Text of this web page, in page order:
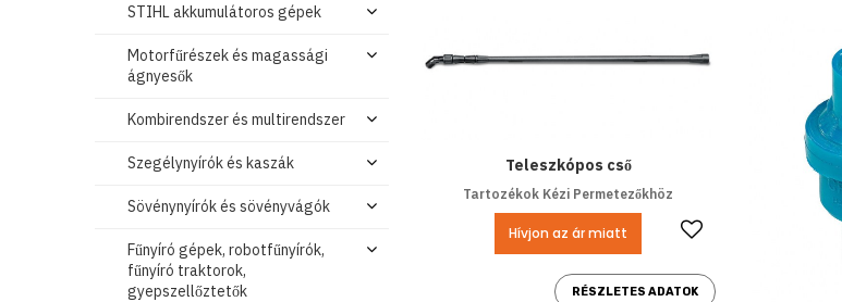
Teleszkópos cső
Tartozékok Kézi Permetezőkhöz
Hívjon az ár miatt
RÉSZLETES ADATOK
STIHL akkumulátoros gépek
Motorfűrészek és magassági
ágnyesők
Kombirendszer és multirendszer
Szegélynyírók és kaszák
Sövénynyírók és sövényvágók
Fűnyíró gépek, robotfűnyírók,
fűnyíró traktorok,
gyepszellőztetők